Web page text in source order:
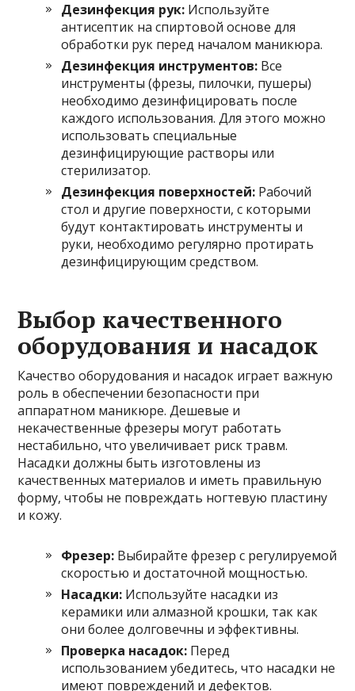
Дезинфекция рук: Используйте
антисептик на спиртовой основе для
обработки рук перед началом маникюра.
Дезинфекция инструментов: Все
инструменты (фрезы, пилочки, пушеры)
необходимо дезинфицировать после
каждого использования. Для этого можно
использовать специальные
дезинфицирующие растворы или
стерилизатор.
Дезинфекция поверхностей: Рабочий
стол и другие поверхности, с которыми
будут контактировать инструменты и
руки, необходимо регулярно протирать
дезинфицирующим средством.
Выбор качественного
оборудования и насадок
Качество оборудования и насадок играет важную
роль в обеспечении безопасности при
аппаратном маникюре. Дешевые и
некачественные фрезеры могут работать
нестабильно, что увеличивает риск травм.
Насадки должны быть изготовлены из
качественных материалов и иметь правильную
форму, чтобы не повреждать ногтевую пластину
и кожу.
Фрезер: Выбирайте фрезер с регулируемой
скоростью и достаточной мощностью.
Насадки: Используйте насадки из
керамики или алмазной крошки, так как
они более долговечны и эффективны.
Проверка насадок: Перед
использованием убедитесь, что насадки не
имеют повреждений и дефектов.